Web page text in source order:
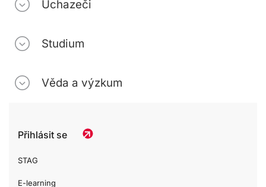
Uchazeči
Studium
Věda a výzkum
Přihlásit se
STAG
E-learning